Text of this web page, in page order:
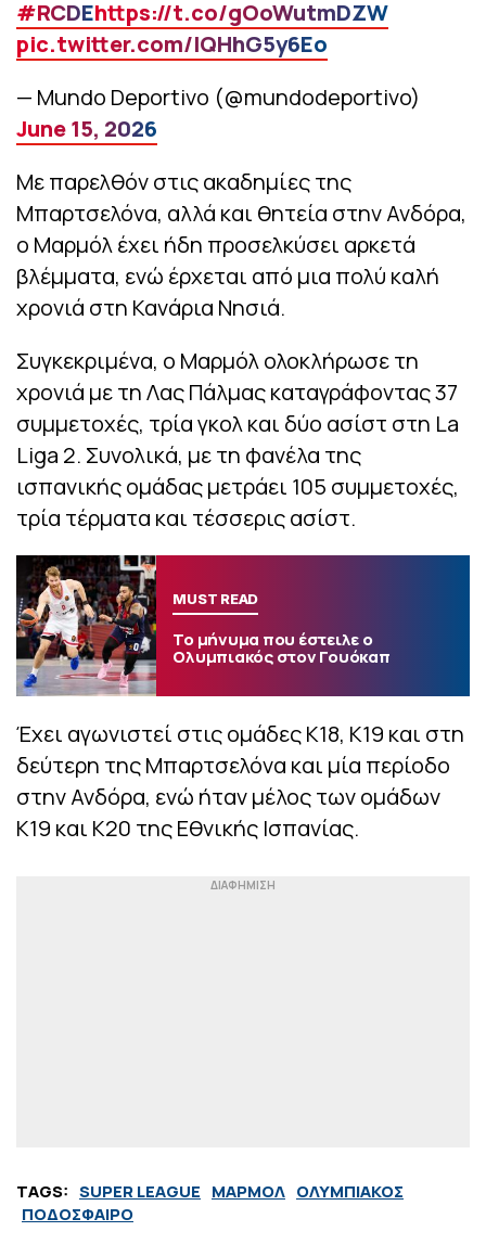
#RCDEhttps://t.co/gOoWutmDZW
pic.twitter.com/lQHhG5y6Eo
— Mundo Deportivo (@mundodeportivo)
June 15, 2026
Με παρελθόν στις ακαδημίες της
Μπαρτσελόνα, αλλά και θητεία στην Ανδόρα,
ο Μαρμόλ έχει ήδη προσελκύσει αρκετά
βλέμματα, ενώ έρχεται από μια πολύ καλή
χρονιά στη Κανάρια Νησιά.
Συγκεκριμένα, ο Μαρμόλ ολοκλήρωσε τη
χρονιά με τη Λας Πάλμας καταγράφοντας 37
συμμετοχές, τρία γκολ και δύο ασίστ στη La
Liga 2. Συνολικά, με τη φανέλα της
ισπανικής ομάδας μετράει 105 συμμετοχές,
τρία τέρματα και τέσσερις ασίστ.
MUST READ
Το μήνυμα που έστειλε ο
Ολυμπιακός στον Γουόκαπ
Έχει αγωνιστεί στις ομάδες Κ18, Κ19 και στη
δεύτερη της Μπαρτσελόνα και μία περίοδο
στην Ανδόρα, ενώ ήταν μέλος των ομάδων
Κ19 και Κ20 της Εθνικής Ισπανίας.
TAGS: SUPER LEAGUE ΜΑΡΜΟΛ ΟΛΥΜΠΙΑΚΟΣ
ΠΟΔΟΣΦΑΙΡΟ